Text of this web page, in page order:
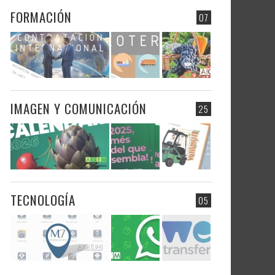
07
FORMACIÓN
25
IMAGEN Y COMUNICACIÓN
05
TECNOLOGÍA